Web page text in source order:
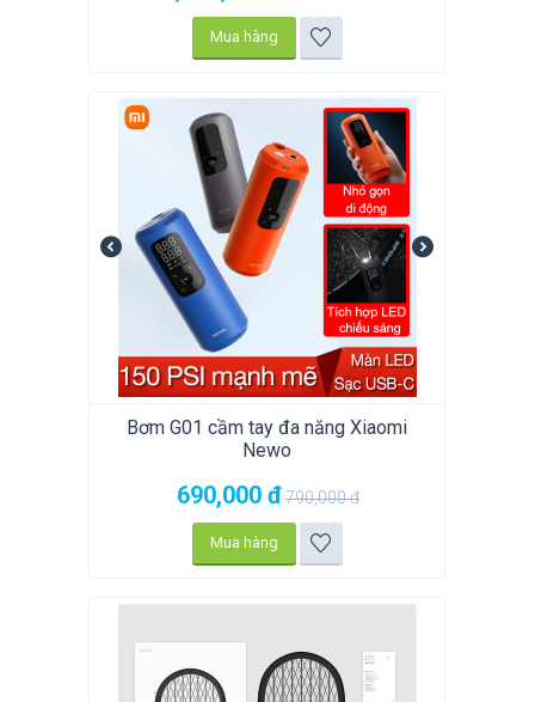
Mua hàng
Bơm G01 cầm tay đa năng Xiaomi
Newo
690,000 đ790,000đ
Mua hàng